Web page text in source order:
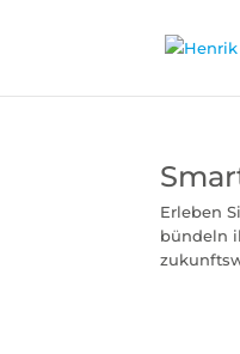
Erleben
bündeln